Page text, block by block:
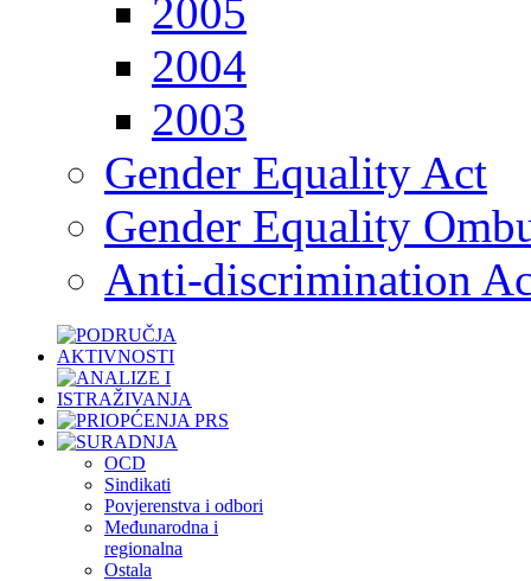
2005
2004
2003
Gender Equality Act
Gender Equality
Anti-discrimination
OCD
Sindikati
Povjerenstva i odbori
Međunarodna i
regionalna
Ostala